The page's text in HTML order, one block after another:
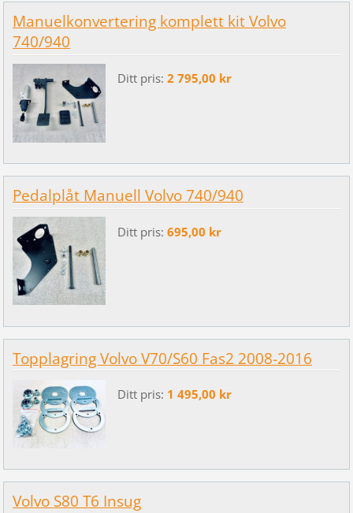
Manuelkonvertering komplett kit Volvo
740/940
Ditt pris: 2 795,00 kr
Pedalplåt Manuell Volvo 740/940
Ditt pris: 695,00 kr
Topplagring Volvo V70/S60 Fas2 2008-2016
Ditt pris: 1 495,00 kr
Volvo S80 T6 Insug